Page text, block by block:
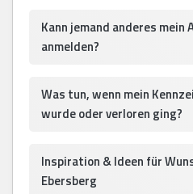
Kann jemand anderes mein
anmelden?
Was tun, wenn mein
wurde oder verloren ging?
Inspiration & Ideen für
Ebersberg